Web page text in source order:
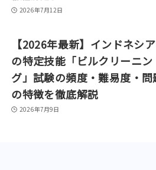
2026年7月12日
【2026年最新】インドネシ
の特定技能「ビルクリーニン
グ」試験の頻度・難易度・問
の特徴を徹底解説
2026年7月9日